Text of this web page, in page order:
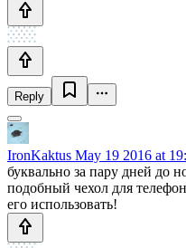
Reply
IronKaktus May 19 2016 at
буквально за пару дней до
подобный чехол для
его использовать!